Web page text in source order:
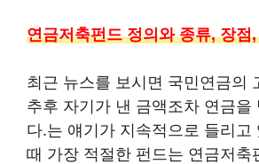
연금저축펀드 정의와 종류, 장점
최근 뉴스를 보시면 국민연금의
추후 자기가 낸 금액조차 연금을
다.는 얘기가 지속적으로 들리고
때 가장 적절한 펀드는 연금저축